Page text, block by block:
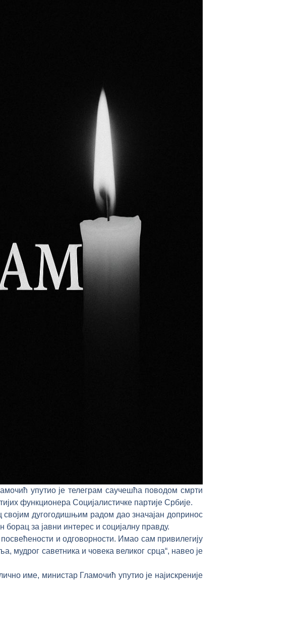
упутио је телеграм саучешћа поводом смрти
функционера Социјалистичке партије Србије.
дугогодишњим радом дао значајан допринос
за јавни интерес и социјалну правду.
и одговорности. Имао сам привилегију
мудрог саветника и човека великог срца“, навео је
име, министар Гламочић упутио је најискреније